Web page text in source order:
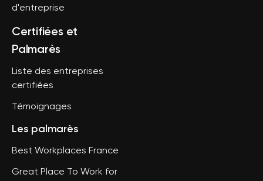
d'entreprise
Certifiées et
Palmarès
Liste des entreprises
certifiées
Témoignages
Les palmarès
Best Workplaces France
Great Place To Work for